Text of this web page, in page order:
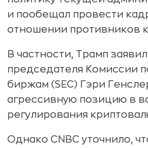
и пообещал провести
отношении противников
В частности, Трамп
председателя Комиссии
биржам (SEC) Гэри
агрессивную позицию в
регулирования
Однако CNBC уточнило,